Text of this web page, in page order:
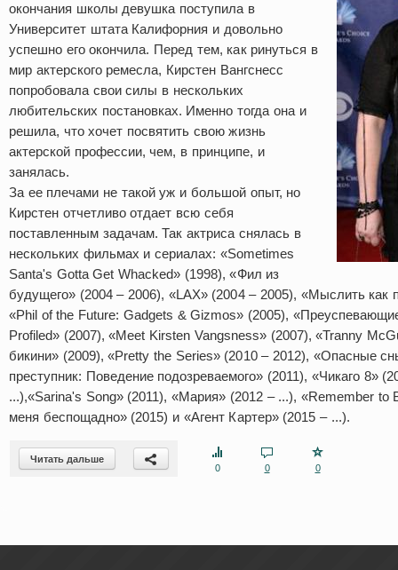
окончания школы девушка поступила в
Университет штата Калифорния и довольно
успешно его окончила. Перед тем, как ринуться в
мир актерского ремесла, Кирстен Вангснесс
попробовала свои силы в нескольких
любительских постановках. Именно тогда она и
решила, что хочет посвятить свою жизнь
актерской профессии, чем, в принципе, и
занялась.
За ее плечами не такой уж и большой опыт, но
Кирстен отчетливо отдает всю себя
поставленным задачам. Так актриса снялась в
нескольких фильмах и сериалах: «Sometimes
Santa's Gotta Get Whacked» (1998), «Фил из
будущего» (2004 – 2006), «LAX» (2004 – 2005), «Мыслить как
«Phil of the Future: Gadgets & Gizmos» (2005),
Profiled» (2007), «Meet Kirsten Vangsness» (2007), «Tranny
бикини» (2009), «Pretty the Series» (2010 – 2012), «Опасные
преступник: Поведение подозреваемого» (2011), «Чикаго 8»
...),«Sarina's Song» (2011), «Мария» (2012 – ...), «Remember to
меня беспощадно» (2015) и «Агент Картер» (2015 – ...).
Читать дальше
0
0 0